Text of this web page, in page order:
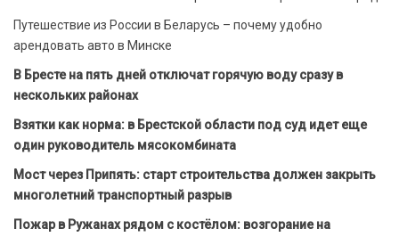
Путешествие из России в Беларусь – почему удобно
арендовать авто в Минске
В Бресте на пять дней отключат горячую воду сразу в
нескольких районах
Взятки как норма: в Брестской области под суд идет еще
один руководитель мясокомбината
Мост через Припять: старт строительства должен закрыть
многолетний транспортный разрыв
Пожар в Ружанах рядом с костёлом: возгорание на